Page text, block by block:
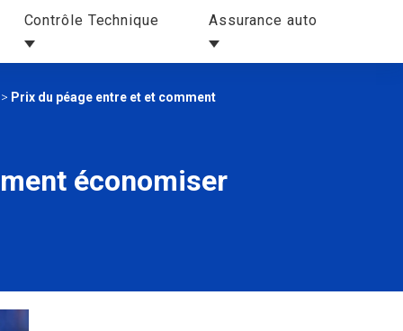
Contrôle Technique Assurance auto
Prix du péage entre et et comment
économiser